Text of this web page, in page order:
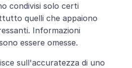
condivisi solo certi
quelli che appaiono
Informazioni
essere omesse.
sull'accuratezza di uno